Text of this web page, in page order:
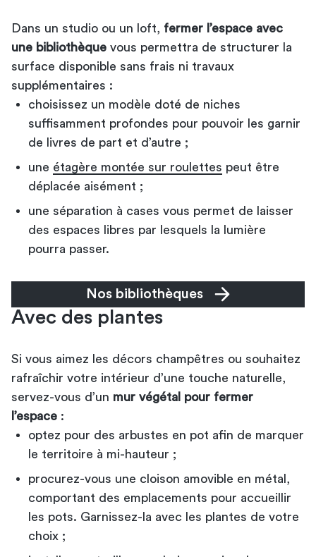
Dans un studio ou un loft, fermer l’espace avec
une bibliothèque vous permettra de structurer la
surface disponible sans frais ni travaux
supplémentaires :
choisissez un modèle doté de niches
suffisamment profondes pour pouvoir les garnir
de livres de part et d’autre ;
une étagère montée sur roulettes peut être
déplacée aisément ;
une séparation à cases vous permet de laisser
des espaces libres par lesquels la lumière
pourra passer.
Nos bibliothèques
Avec des plantes
Si vous aimez les décors champêtres ou souhaitez
rafraîchir votre intérieur d’une touche naturelle,
servez-vous d’un mur végétal pour fermer
l’espace :
optez pour des arbustes en pot afin de marquer
le territoire à mi-hauteur ;
procurez-vous une cloison amovible en métal,
comportant des emplacements pour accueillir
les pots. Garnissez-la avec les plantes de votre
choix ;